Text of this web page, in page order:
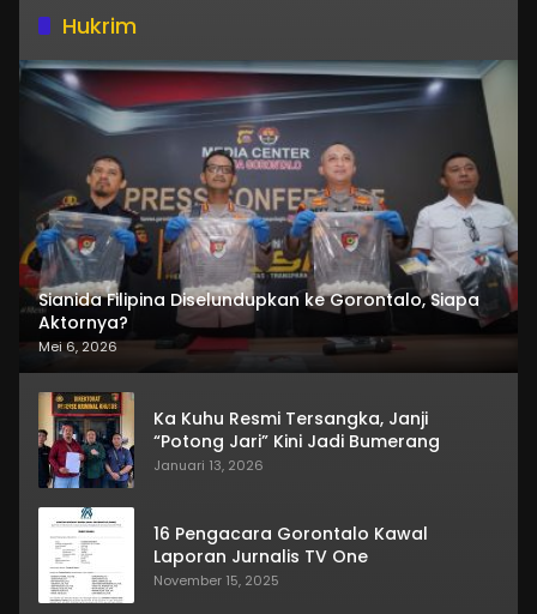
Hukrim
Sianida Filipina Diselundupkan ke Gorontalo, Siapa
Aktornya?
Mei 6, 2026
Ka Kuhu Resmi Tersangka, Janji
“Potong Jari” Kini Jadi Bumerang
Januari 13, 2026
16 Pengacara Gorontalo Kawal
Laporan Jurnalis TV One
November 15, 2025